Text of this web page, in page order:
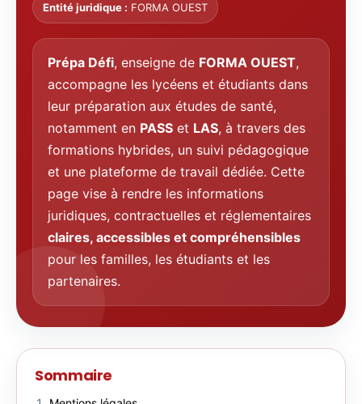
Entité juridique : FORMA OUEST
Prépa Défi, enseigne de FORMA OUEST,
accompagne les lycéens et étudiants dans
leur préparation aux études de santé,
notamment en PASS et LAS, à travers des
formations hybrides, un suivi pédagogique
et une plateforme de travail dédiée. Cette
page vise à rendre les informations
juridiques, contractuelles et réglementaires
claires, accessibles et compréhensibles
pour les familles, les étudiants et les
partenaires.
Sommaire